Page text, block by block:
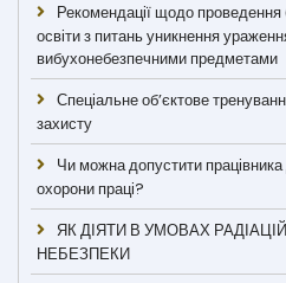
Рекомендації щодо проведення
освіти з питань уникнення
вибухонебезпечними предметами
Спеціальне об’єктове
захисту
Чи можна допустити
охорони праці?
ЯК ДІЯТИ В УМОВАХ
НЕБЕЗПЕКИ